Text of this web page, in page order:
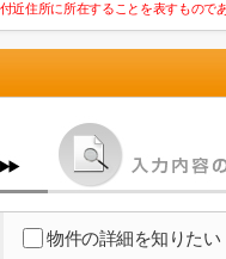
近住所に所在することを表すもので
物件の詳細を知りたい